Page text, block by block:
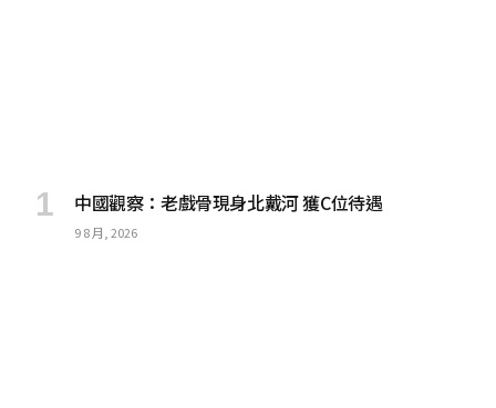
中國觀察：老戲骨現身北戴河 獲C位待遇
9 8 月, 2026